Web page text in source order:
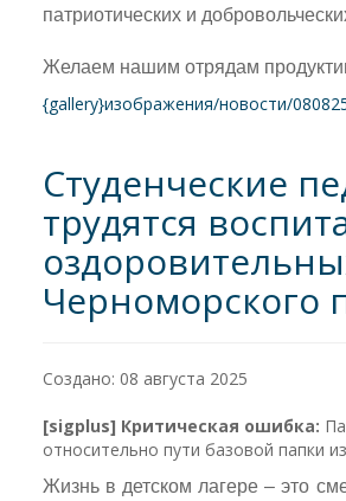
патриотических и
Желаем нашим отрядам
{gallery}изображения/новости/
Студенческие
трудятся
Черноморского
Создано: 08 августа 2025
[sigplus] Критическая ошибка:
относительно пути базовой папки
Жизнь в детском лагере – это